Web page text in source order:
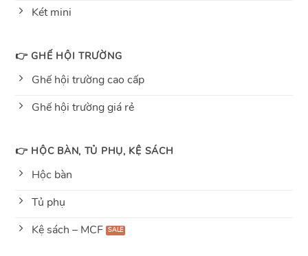
Két mini
👉 GHẾ HỘI TRƯỜNG
Ghế hội trường cao cấp
Ghế hội trường giá rẻ
👉 HỘC BÀN, TỦ PHỤ, KỆ SÁCH
Hộc bàn
Tủ phụ
Kệ sách – MCF